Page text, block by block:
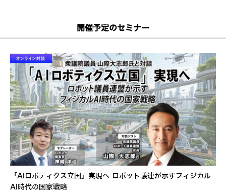
開催予定のセミナー
「AIロボティクス立国」実現へ ロボット議連が示すフィジカル
AI時代の国家戦略